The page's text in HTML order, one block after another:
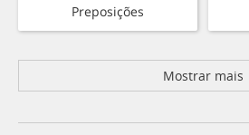
Preposições
Mostrar mais